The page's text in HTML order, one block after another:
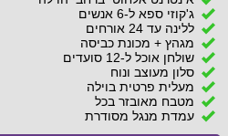
ג'קוזי ספא ל-6 אנשים
ללינה עד 24 אורחים
מגהץ + מכונת כביסה
שולחן אוכל ל-12 סועדים
סלון מעוצב ונוח
מעלית פרטית בוילה
מטבח מאובזר בכל
עמדת מנגל מסודרת